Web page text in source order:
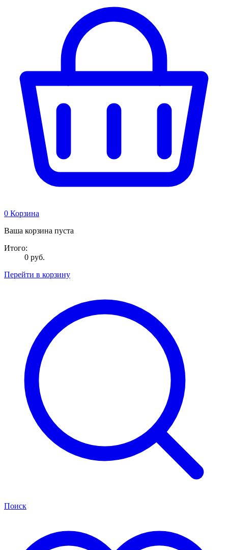
0 Корзина
Ваша корзина пуста
Итого:
0 руб.
Перейти в корзину
Поиск